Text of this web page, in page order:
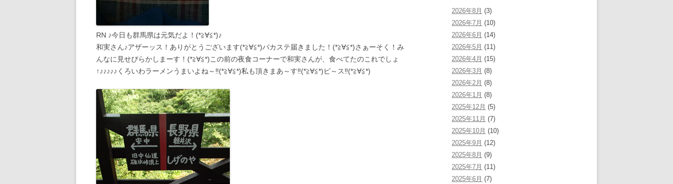
RN ♪今日も群馬県は元気だよ！(*≧∀≦*)♪
和実さん♪アザーッス！ありがとうございます(*≧∀≦*)バカステ届きました！(*≧∀≦*)さぁーそく！み
んなに見せびらかしまーす！(*≧∀≦*)この前の夜食コーナーで和実さんが、食べてたのこれでしょ
↑♪♪♪♪♪くろいわラーメンうまいよね～‼(*≧∀≦*)私も頂きまあ～す‼(*≧∀≦*)ピ～ス‼(*≧∀≦*)
2026年8月 (3)
2026年7月 (10)
2026年6月 (14)
2026年5月 (11)
2026年4月 (15)
2026年3月 (8)
2026年2月 (8)
2026年1月 (8)
2025年12月 (5)
2025年11月 (7)
2025年10月 (10)
2025年9月 (12)
2025年8月 (9)
2025年7月 (11)
2025年6月 (7)